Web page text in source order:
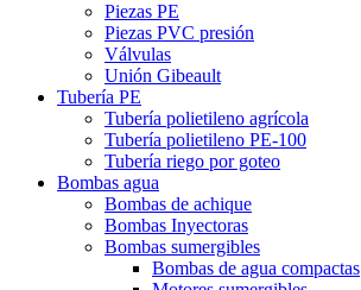
Piezas PE
Piezas PVC presión
Válvulas
Unión Gibeault
Tubería PE
Tubería polietileno agrícola
Tubería polietileno PE-100
Tubería riego por goteo
Bombas agua
Bombas de achique
Bombas Inyectoras
Bombas sumergibles
Bombas de agua compactas